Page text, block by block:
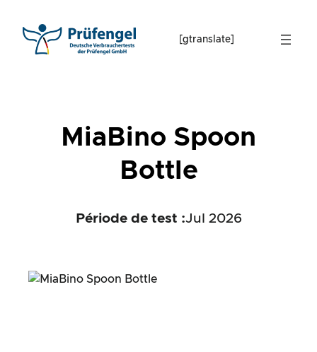
content
[gtranslate]
MiaBino Spoon
Bottle
Période de test :Jul 2026